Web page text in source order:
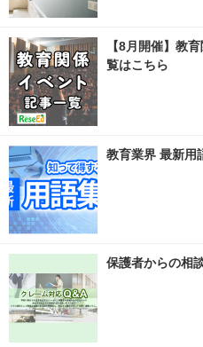
【8月開催】教
覧はこちら
教育業界 最新用
保護者からの相